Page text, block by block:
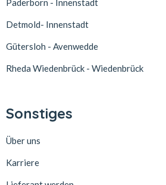
Paderborn - Innenstadt
Detmold- Innenstadt
Gütersloh - Avenwedde
Rheda Wiedenbrück - Wiedenbrück
Sonstiges
Über uns
Karriere